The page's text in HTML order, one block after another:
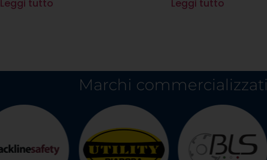
Leggi tutto
Leggi tutto
Marchi commercializzati